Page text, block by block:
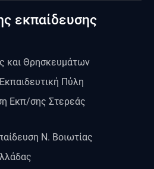
εκπαίδευσης
και Θρησκευμάτων
Πύλη
Εκπ/σης Στερεάς
Ν. Βοιωτίας